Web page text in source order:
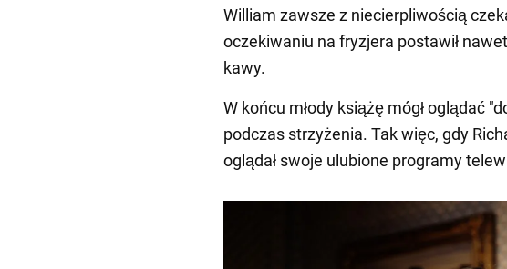
William zawsze z niecierpliwością
oczekiwaniu na fryzjera postawił
kawy.
W końcu młody książę mógł oglądać
podczas strzyżenia. Tak więc, gdy
oglądał swoje ulubione programy